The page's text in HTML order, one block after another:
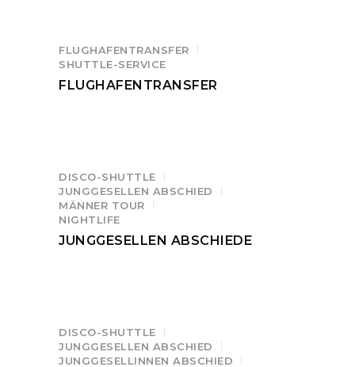
FLUGHAFENTRANSFER
SHUTTLE-SERVICE
FLUGHAFENTRANSFER
DISCO-SHUTTLE
JUNGGESELLEN ABSCHIED
MÄNNER TOUR
NIGHTLIFE
JUNGGESELLEN ABSCHIEDE
DISCO-SHUTTLE
JUNGGESELLEN ABSCHIED
JUNGGESELLINNEN ABSCHIED